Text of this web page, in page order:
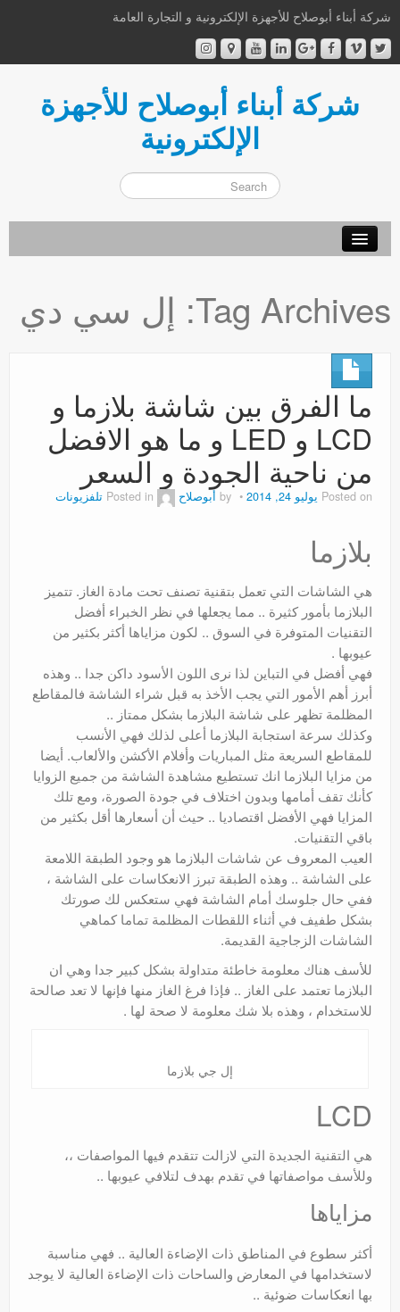
شركة أبناء أبوصلاح للأجهزة الإلكترونية و التجارة العامة
شركة أبناء أبوصلاح للأجهزة
الإلكترونية
من نحن
اشترك الآن
عروض
Tag Archives: إل سي دي
ما الفرق بين شاشة بلازما و
LCD و LED و ما هو الافضل
من ناحية الجودة و السعر
Posted on يوليو 24, 2014 أبوصلاح Posted in تلفزيونات
بلازما
هي الشاشات التي تعمل بتقنية تصنف تحت مادة الغاز. تتميز
البلازما بأمور كثيرة .. مما يجعلها في نظر الخبراء أفضل
التقنيات المتوفرة في السوق .. لكون مزاياها أكثر بكثير من
عيوبها .
فهي أفضل في التباين لذا نرى اللون الأسود داكن جدا .. وهذه
أبرز أهم الأمور التي يجب الأخذ به قبل شراء الشاشة فالمقاطع
المظلمة تظهر على شاشة البلازما بشكل ممتاز ..
وكذلك سرعة استجابة البلازما أعلى لذلك فهي الأنسب
للمقاطع السريعة مثل المباريات وأفلام الأكشن والألعاب. أيضا
من مزايا البلازما انك تستطيع مشاهدة الشاشة من جميع الزوايا
كأنك تقف أمامها وبدون اختلاف في جودة الصورة، ومع تلك
المزايا فهي الأفضل اقتصاديا .. حيث أن أسعارها أقل بكثير من
باقي التقنيات.
العيب المعروف عن شاشات البلازما هو وجود الطبقة اللامعة
على الشاشة .. وهذه الطبقة تبرز الانعكاسات على الشاشة ،
ففي حال جلوسك أمام الشاشة فهي ستعكس لك صورتك
بشكل طفيف في أثناء اللقطات المظلمة تماما كماهي
الشاشات الزجاجية القديمة.
للأسف هناك معلومة خاطئة متداولة بشكل كبير جدا وهي ان
البلازما تعتمد على الغاز .. فإذا فرغ الغاز منها فإنها لا تعد صالحة
للاستخدام ، وهذه بلا شك معلومة لا صحة لها .
إل جي بلازما
LCD
هي التقنية الجديدة التي لازالت تتقدم فيها المواصفات ،،
وللأسف مواصفاتها في تقدم بهدف لتلافي عيوبها ..
مزاياها
أكثر سطوع في المناطق ذات الإضاءة العالية .. فهي مناسبة
لاستخدامها في المعارض والساحات ذات الإضاءة العالية لا يوجد
بها انعكاسات ضوئية ..